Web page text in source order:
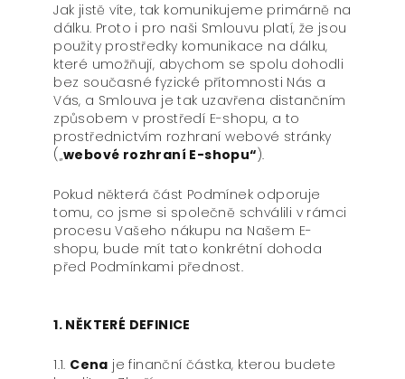
Jak jistě víte, tak komunikujeme primárně na
dálku. Proto i pro naši Smlouvu platí, že jsou
použity prostředky komunikace na dálku,
které umožňují, abychom se spolu dohodli
bez současné fyzické přítomnosti Nás a
Vás, a Smlouva je tak uzavřena distančním
způsobem v prostředí E-shopu, a to
prostřednictvím rozhraní webové stránky
(„webové rozhraní E-shopu“).
Pokud některá část Podmínek odporuje
tomu, co jsme si společně schválili v rámci
procesu Vašeho nákupu na Našem E-
shopu, bude mít tato konkrétní dohoda
před Podmínkami přednost.
1. NĚKTERÉ DEFINICE
1.1. Cena je finanční částka, kterou budete